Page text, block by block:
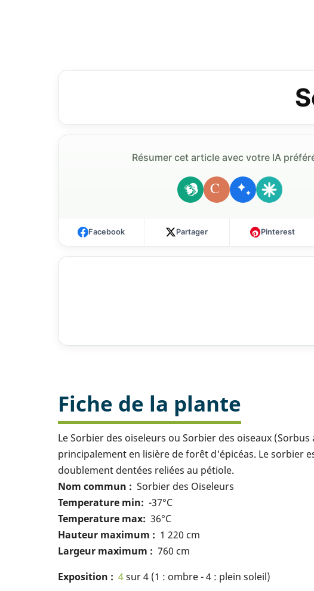
Résumer cet article avec votre IA
C
Facebook Partager Pinterest
Fiche de la plante
Le Sorbier des oiseleurs ou Sorbier des oiseaux
principalement en lisière de forêt d'épicéas. Le sorbier
doublement dentées reliées au pétiole.
Nom commun
Sorbier des Oiseleurs
Temperature min
-37°C
Temperature max 36°C
Hauteur maximum
1 220 cm
Largeur maximum
760 cm
Exposition
4sur 4 (1 : ombre - 4 : plein soleil)